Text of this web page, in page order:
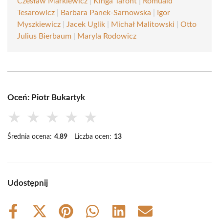
Tesarowicz
Barbara Panek-Sarnowska
Igor
Myszkiewicz
Jacek Uglik Michał Malitowski
Otto
Julius Bierbaum
Maryla Rodowicz
Oceń: Piotr Bukartyk
★ ★ ★ ★ ★
Średnia ocena: 4.89 Liczba ocen: 13
Udostępnij
Share
Share
Share
Share
Share
Share